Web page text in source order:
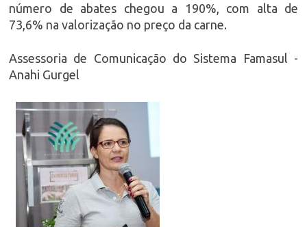
número de abates chegou a 190%, com alta de
73,6% na valorização no preço da carne.
Assessoria de Comunicação do Sistema Famasul -
Anahi Gurgel